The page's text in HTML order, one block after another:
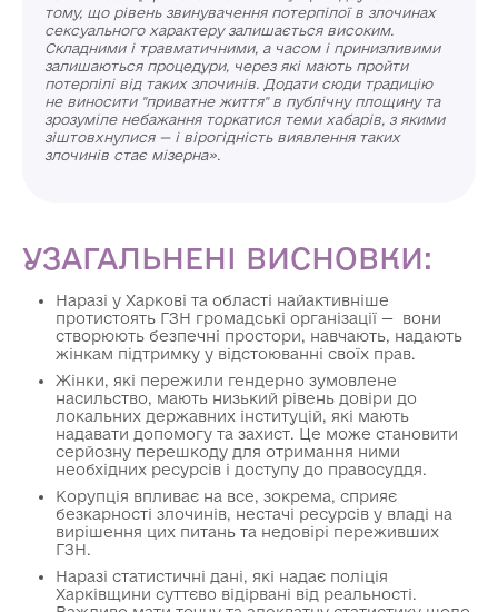
тому, що рівень звинувачення потерпілої в злочинах
сексуального характеру залишається високим.
Складними і травматичними, а часом і принизливими
залишаються процедури, через які мають пройти
потерпілі від таких злочинів. Додати сюди традицію
не виносити "приватне життя" в публічну площину та
зрозуміле небажання торкатися теми хабарів, з якими
зіштовхнулися — і вірогідність виявлення таких
злочинів стає мізерна».
УЗАГАЛЬНЕНІ ВИСНОВКИ:
Наразі у Харкові та області найактивніше
протистоять ГЗН громадські організації — вони
створюють безпечні простори, навчають, надають
жінкам підтримку у відстоюванні своїх прав.
Жінки, які пережили гендерно зумовлене
насильство, мають низький рівень довіри до
локальних державних інституцій, які мають
надавати допомогу та захист. Це може становити
серйозну перешкоду для отримання ними
необхідних ресурсів і доступу до правосуддя.
Корупція впливає на все, зокрема, сприяє
безкарності злочинів, нестачі ресурсів у владі на
вирішення цих питань та недовірі переживших
ГЗН.
Наразі статистичні дані, які надає поліція
Харківщини суттєво відірвані від реальності.